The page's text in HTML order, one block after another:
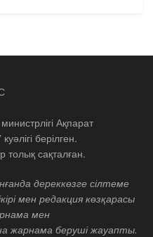
Ақпарат
берілген.
толық сақталған.
дереккөзге сілтеме
мен редакция көзқарасы
мен
жарнама беруші жауапты.